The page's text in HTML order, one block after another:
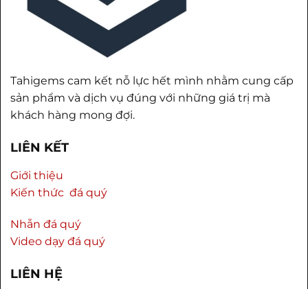
Tahigems cam kết nỗ lực hết mình nhằm cung cấp
sản phẩm và dịch vụ đúng với những giá trị mà
khách hàng mong đợi.
LIÊN KẾT
Giới thiệu
Kiến thức đá quý
Nhẫn đá quý
Video dạy đá quý
LIÊN HỆ